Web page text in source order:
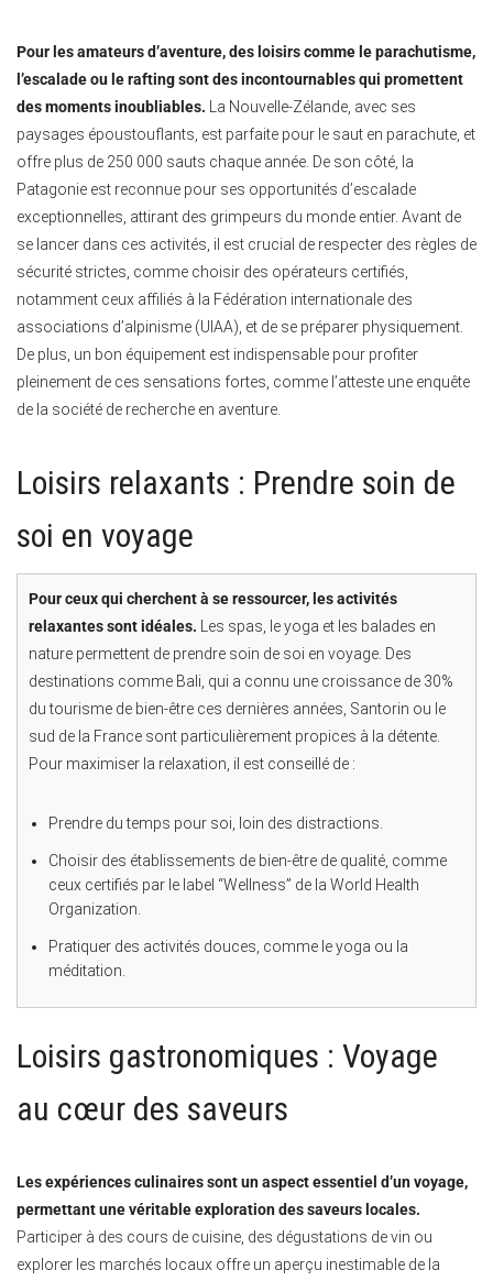
Pour les amateurs d’aventure, des loisirs comme le parachutisme,
l’escalade ou le rafting sont des incontournables qui promettent
des moments inoubliables. La Nouvelle-Zélande, avec ses
paysages époustouflants, est parfaite pour le saut en parachute, et
offre plus de 250 000 sauts chaque année. De son côté, la
Patagonie est reconnue pour ses opportunités d’escalade
exceptionnelles, attirant des grimpeurs du monde entier. Avant de
se lancer dans ces activités, il est crucial de respecter des règles de
sécurité strictes, comme choisir des opérateurs certifiés,
notamment ceux affiliés à la Fédération internationale des
associations d’alpinisme (UIAA), et de se préparer physiquement.
De plus, un bon équipement est indispensable pour profiter
pleinement de ces sensations fortes, comme l’atteste une enquête
de la société de recherche en aventure.
Loisirs relaxants : Prendre soin de
soi en voyage
Pour ceux qui cherchent à se ressourcer, les activités
relaxantes sont idéales. Les spas, le yoga et les balades en
nature permettent de prendre soin de soi en voyage. Des
destinations comme Bali, qui a connu une croissance de 30%
du tourisme de bien-être ces dernières années, Santorin ou le
sud de la France sont particulièrement propices à la détente.
Pour maximiser la relaxation, il est conseillé de :
Prendre du temps pour soi, loin des distractions.
Choisir des établissements de bien-être de qualité, comme
ceux certifiés par le label “Wellness” de la World Health
Organization.
Pratiquer des activités douces, comme le yoga ou la
méditation.
Loisirs gastronomiques : Voyage
au cœur des saveurs
Les expériences culinaires sont un aspect essentiel d’un voyage,
permettant une véritable exploration des saveurs locales.
Participer à des cours de cuisine, des dégustations de vin ou
explorer les marchés locaux offre un aperçu inestimable de la